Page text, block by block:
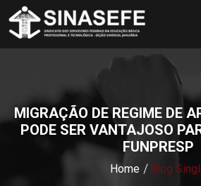
MIGRAÇÃO DE REGIME DE
PODE SER VANTAJOSO
FUNPRESP
Home Blog